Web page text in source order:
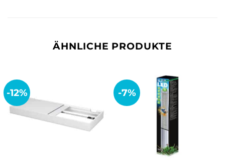
ÄHNLICHE PRODUKTE
-12% -7%